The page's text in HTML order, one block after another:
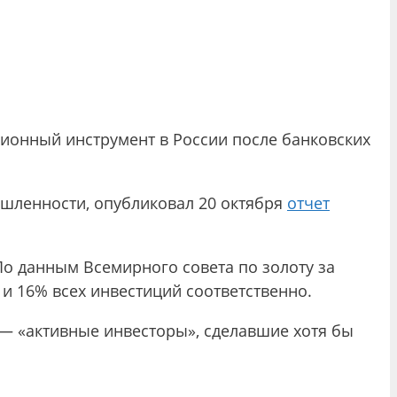
инструмент в России после банковских
опубликовал 20 октября отчет
данным Всемирного совета по золоту за
16% всех инвестиций соответственно.
«активные инвесторы», сделавшие хотя бы